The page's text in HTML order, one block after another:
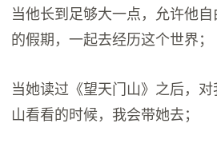
当他长到足够大一点，允许他
的假期，一起去经历这个世界；
当她读过《望天门山》之后，
山看看的时候，我会带她去；